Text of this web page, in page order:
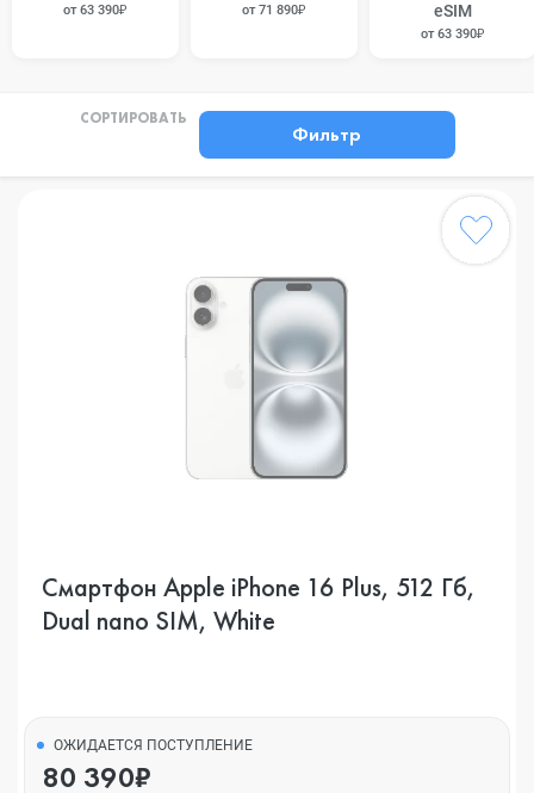
от 63 390₽ от 71 890₽
eSIM
от 63 390₽
СОРТИРОВАТЬ
Фильтр
Смартфон Apple iPhone 16 Plus, 512 Гб,
Dual nano SIM, White
ОЖИДАЕТСЯ ПОСТУПЛЕНИЕ
80 390₽